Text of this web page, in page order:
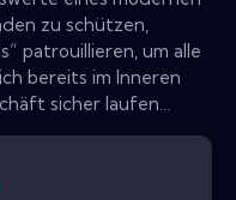
zu schützen,
patrouillieren, um alle
bereits im Inneren
sicher laufen…